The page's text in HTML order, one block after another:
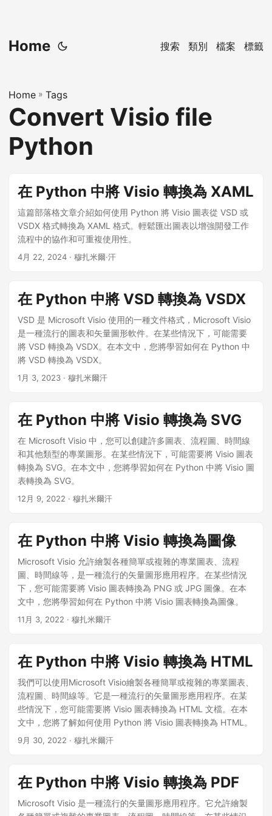
Home 搜索 類別 檔案 標籤
Home » Tags
Convert Visio file
Python
在 Python 中將 Visio 轉換為 XAML
這篇部落格文章介紹如何使用 Python 將 Visio 圖表從 VSD 或
VSDX 格式轉換為 XAML 格式。輕鬆匯出圖表以增強開發工作
流程中的協作和可重複使用性。
4月 22, 2024 · 穆扎米爾·汗
在 Python 中將 VSD 轉換為 VSDX
VSD 是 Microsoft Visio 使用的一種文件格式，Microsoft Visio
是一種流行的圖表和矢量圖形軟件。在某些情況下，可能需要
將 VSD 轉換為 VSDX。在本文中，您將學習如何在 Python 中
將 VSD 轉換為 VSDX。
1月 3, 2023 · 穆扎米爾汗
在 Python 中將 Visio 轉換為 SVG
在 Microsoft Visio 中，您可以創建許多圖表、流程圖、時間線
和其他類型的專業圖形。在某些情況下，可能需要將 Visio 圖表
轉換為 SVG。在本文中，您將學習如何在 Python 中將 Visio 圖
表轉換為 SVG。
12月 9, 2022 · 穆扎米爾汗
在 Python 中將 Visio 轉換為圖像
Microsoft Visio 允許繪製各種簡單或複雜的專業圖表、流程
圖、時間線等，是一種流行的矢量圖形應用程序。在某些情況
下，您可能需要將 Visio 圖表轉換為 PNG 或 JPG 圖像。在本
文中，您將學習如何在 Python 中將 Visio 圖表轉換為圖像。
11月 3, 2022 · 穆扎米爾汗
在 Python 中將 Visio 轉換為 HTML
我們可以使用Microsoft Visio繪製各種簡單或複雜的專業圖表、
流程圖、時間線等。它是一種流行的矢量圖形應用程序。在某
些情況下，您可能需要將 Visio 圖表轉換為 HTML 文檔。在本
文中，您將了解如何使用 Python 將 Visio 圖表轉換為 HTML。
9月 30, 2022 · 穆扎米爾汗
在 Python 中將 Visio 轉換為 PDF
Microsoft Visio 是一種流行的矢量圖形應用程序。它允許繪製